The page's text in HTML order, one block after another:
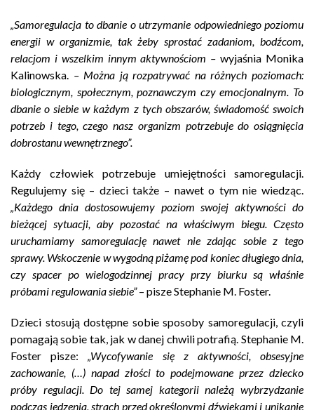
„Samoregulacja to dbanie o utrzymanie odpowiedniego poziomu
energii w organizmie, tak żeby sprostać zadaniom, bodźcom,
relacjom i wszelkim innym aktywnościom –wyjaśnia Monika
Kalinowska. – Można ją rozpatrywać na różnych poziomach:
biologicznym, społecznym, poznawczym czy emocjonalnym. To
dbanie o siebie w każdym z tych obszarów, świadomość swoich
potrzeb i tego, czego nasz organizm potrzebuje do osiągnięcia
dobrostanu wewnętrznego”.
Każdy człowiek potrzebuje umiejętności samoregulacji.
Regulujemy się – dzieci także – nawet o tym nie wiedząc.
„Każdego dnia dostosowujemy poziom swojej aktywności do
bieżącej sytuacji, aby pozostać na właściwym biegu. Często
uruchamiamy samoregulację nawet nie zdając sobie z tego
sprawy. Wskoczenie w wygodną piżamę pod koniec długiego dnia,
czy spacer po wielogodzinnej pracy przy biurku są właśnie
próbami regulowania siebie”– pisze Stephanie M. Foster.
Dzieci stosują dostępne sobie sposoby samoregulacji, czyli
pomagają sobie tak, jak w danej chwili potrafią. Stephanie M.
Foster pisze:„Wycofywanie się z aktywności, obsesyjne
zachowanie, (…) napad złości to podejmowane przez dziecko
próby regulacji. Do tej samej kategorii należą wybrzydzanie
podczas jedzenia, strach przed określonymi dźwiękami i unikanie